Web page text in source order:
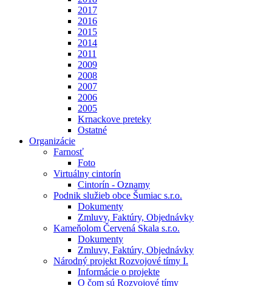
2017
2016
2015
2014
2011
2009
2008
2007
2006
2005
Krnackove preteky
Ostatné
Organizácie
Farnosť
Foto
Virtuálny cintorín
Cintorín - Oznamy
Podnik služieb obce Šumiac s.r.o.
Dokumenty
Zmluvy, Faktúry, Objednávky
Kameňolom Červená Skala s.r.o.
Dokumenty
Zmluvy, Faktúry, Objednávky
Národný projekt Rozvojové tímy I.
Informácie o projekte
O čom sú Rozvojové tímy